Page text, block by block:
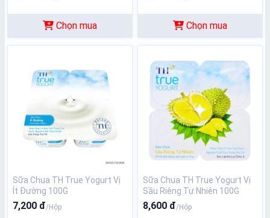
Chọn mua Chọn mua
Sữa Chua TH True Yogurt Vị
Ít Đường 100G
7,200 đ/Hộp
Sữa Chua TH True Yogurt Vị
Sầu Riêng Tự Nhiên 100G
8,600 đ/Hộp